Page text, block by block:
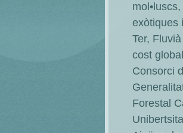
exòtiques
Ter,
cost
Consorci
Forestal